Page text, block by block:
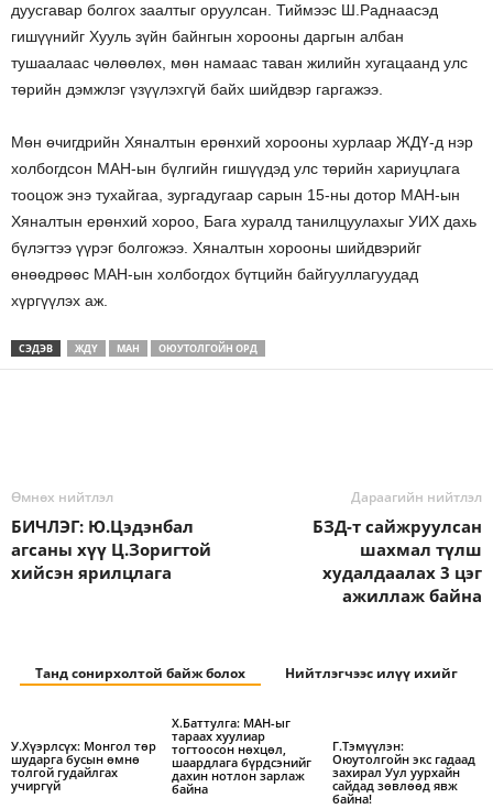
дуусгавар болгох заалтыг оруулсан. Тиймээс Ш.Раднаасэд
гишүүнийг Хууль зүйн байнгын хорооны даргын албан
тушаалаас чөлөөлөх, мөн намаас таван жилийн хугацаанд улс
төрийн дэмжлэг үзүүлэхгүй байх шийдвэр гаргажээ.
Мөн өчигдрийн Хяналтын ерөнхий хорооны хурлаар ЖДҮ-д нэр
холбогдсон МАН-ын бүлгийн гишүүдэд улс төрийн хариуцлага
тооцож энэ тухайгаа, зургадугаар сарын 15-ны дотор МАН-ын
Хяналтын ерөнхий хороо, Бага хуралд танилцуулахыг УИХ дахь
бүлэгтээ үүрэг болгожээ. Хяналтын хорооны шийдвэрийг
өнөөдрөөс МАН-ын холбогдох бүтцийн байгууллагуудад
хүргүүлэх аж.
СЭДЭВ ЖДҮ МАН ОЮУТОЛГОЙН ОРД
Өмнөх нийтлэл
БИЧЛЭГ: Ю.Цэдэнбал
агсаны хүү Ц.Зоригтой
хийсэн ярилцлага
Дараагийн нийтлэл
БЗД-т сайжруулсан
шахмал түлш
худалдаалах 3 цэг
ажиллаж байна
Танд сонирхолтой байж болох Нийтлэгчээс илүү ихийг
У.Хүэрлсүх: Монгол төр
шударга бусын өмнө
толгой гудайлгах
учиргүй
Х.Баттулга: МАН-ыг
тараах хуулиар
тогтоосон нөхцөл,
шаардлага бүрдсэнийг
дахин нотлон зарлаж
байна
Г.Тэмүүлэн:
Оюутолгойн экс гадаад
захирал Уул уурхайн
сайдад зөвлөөд явж
байна!